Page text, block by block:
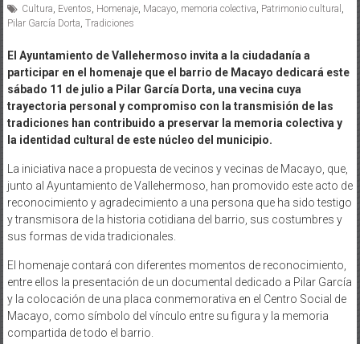
Cultura Eventos Homenaje, Macayo, memoria colectiva Patrimonio cultural
Pilar García Dorta Tradiciones
El Ayuntamiento de Vallehermoso invita a la ciudadanía a
participar en el homenaje que el barrio de Macayo dedicará este
sábado 11 de julio a Pilar García Dorta, una vecina cuya
trayectoria personal y compromiso con la transmisión de las
tradiciones han contribuido a preservar la memoria colectiva y
la identidad cultural de este núcleo del municipio.
La iniciativa nace a propuesta de vecinos y vecinas de Macayo, que,
junto al Ayuntamiento de Vallehermoso, han promovido este acto de
reconocimiento y agradecimiento a una persona que ha sido testigo
y transmisora de la historia cotidiana del barrio, sus costumbres y
sus formas de vida tradicionales.
El homenaje contará con diferentes momentos de reconocimiento,
entre ellos la presentación de un documental dedicado a Pilar García
y la colocación de una placa conmemorativa en el Centro Social de
Macayo, como símbolo del vínculo entre su figura y la memoria
compartida de todo el barrio.